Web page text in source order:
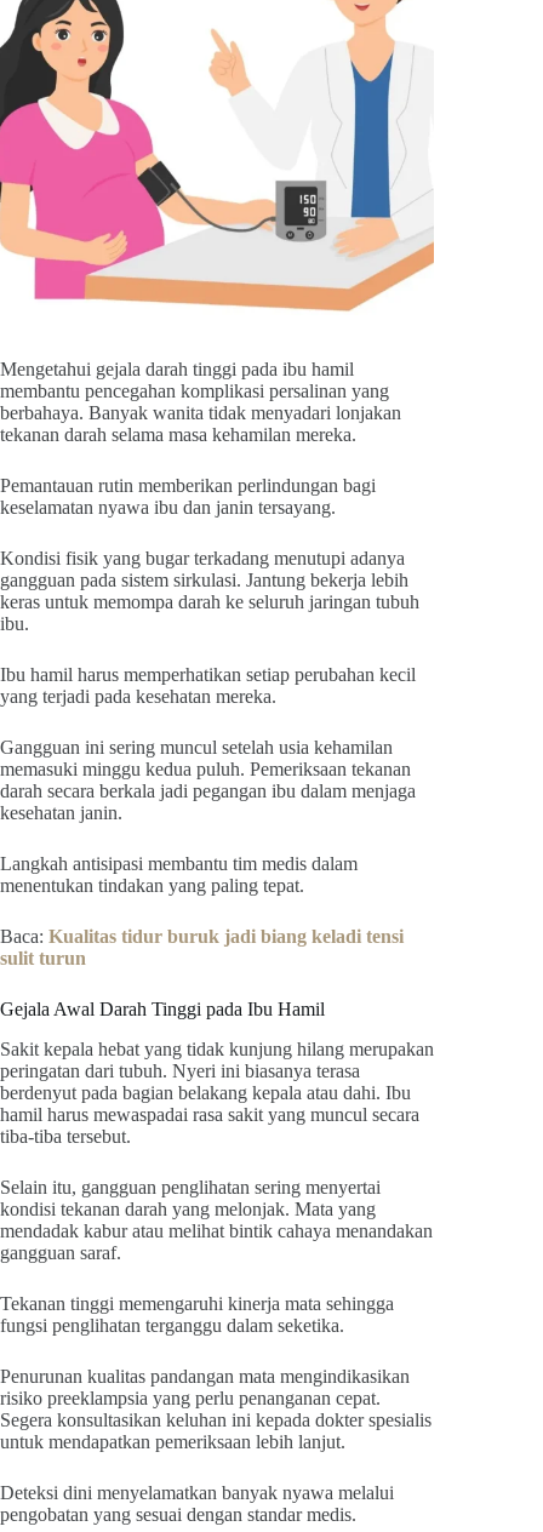
Mengetahui gejala darah tinggi pada ibu hamil
membantu pencegahan komplikasi persalinan yang
berbahaya. Banyak wanita tidak menyadari lonjakan
tekanan darah selama masa kehamilan mereka.
Pemantauan rutin memberikan perlindungan bagi
keselamatan nyawa ibu dan janin tersayang.
Kondisi fisik yang bugar terkadang menutupi adanya
gangguan pada sistem sirkulasi. Jantung bekerja lebih
keras untuk memompa darah ke seluruh jaringan tubuh
ibu.
Ibu hamil harus memperhatikan setiap perubahan kecil
yang terjadi pada kesehatan mereka.
Gangguan ini sering muncul setelah usia kehamilan
memasuki minggu kedua puluh. Pemeriksaan tekanan
darah secara berkala jadi pegangan ibu dalam menjaga
kesehatan janin.
Langkah antisipasi membantu tim medis dalam
menentukan tindakan yang paling tepat.
Baca: Kualitas tidur buruk jadi biang keladi tensi
sulit turun
Gejala Awal Darah Tinggi pada Ibu Hamil
Sakit kepala hebat yang tidak kunjung hilang merupakan
peringatan dari tubuh. Nyeri ini biasanya terasa
berdenyut pada bagian belakang kepala atau dahi. Ibu
hamil harus mewaspadai rasa sakit yang muncul secara
tiba-tiba tersebut.
Selain itu, gangguan penglihatan sering menyertai
kondisi tekanan darah yang melonjak. Mata yang
mendadak kabur atau melihat bintik cahaya menandakan
gangguan saraf.
Tekanan tinggi memengaruhi kinerja mata sehingga
fungsi penglihatan terganggu dalam seketika.
Penurunan kualitas pandangan mata mengindikasikan
risiko preeklampsia yang perlu penanganan cepat.
Segera konsultasikan keluhan ini kepada dokter spesialis
untuk mendapatkan pemeriksaan lebih lanjut.
Deteksi dini menyelamatkan banyak nyawa melalui
pengobatan yang sesuai dengan standar medis.